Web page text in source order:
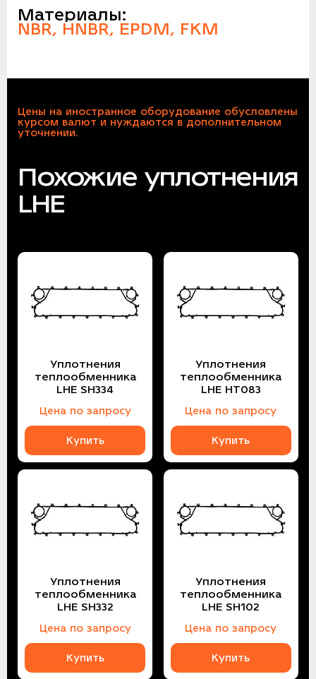
Материалы:
NBR, HNBR, EPDM, FKM
Цены на иностранное оборудование обусловлены
курсом валют и нуждаются в дополнительном
уточнении.
Похожие уплотнения
LHE
Уплотнения
теплообменника
LHE SH334
Цена по запросу
Купить
Уплотнения
теплообменника
LHE HT083
Цена по запросу
Купить
Уплотнения
теплообменника
LHE SH332
Цена по запросу
Купить
Уплотнения
теплообменника
LHE SH102
Цена по запросу
Купить